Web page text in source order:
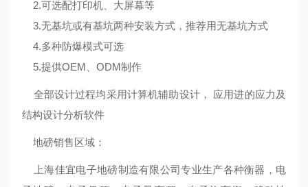
2.可选配打印机、大屏幕等
3.无基坑或有基坑两种安装方式，推荐用无基坑方式
4.多种防爆模式可选
5.提供OEM、ODM制作
全部设计过程均采用计算机辅助设计， 应用进的应力及
结构设计分析软件
地磅销售区域：
上海佳宜电子地磅制造有限公司专业生产各种衡器，电